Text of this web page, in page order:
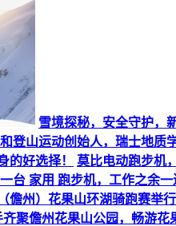
雪境探秘，安全守护，
登山运动创始人，瑞士地质
莫比电动跑步机
台 家用 跑步机，工作之余
聚儋州花果山公园，畅游